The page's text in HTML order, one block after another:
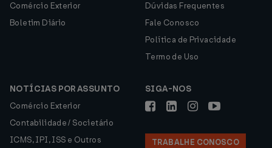
Comércio Exterior
Boletim Diário
Dúvidas Frequentes
Fale Conosco
Política de Privacidade
Termo de Uso
NOTÍCIAS POR ASSUNTO
Comércio Exterior
Contabilidade / Societário
ICMS, IPI, ISS e Outros
SIGA-NOS
TRABALHE CONOSCO